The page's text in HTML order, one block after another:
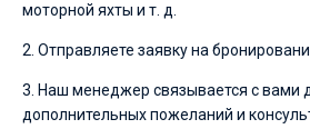
моторной яхты и т. д.
2. Отправляете заявку на
3. Наш менеджер связывается с вами
дополнительных пожеланий и